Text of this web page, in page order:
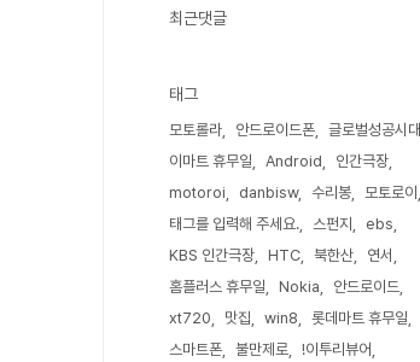
최근댓글
태그
모토롤라 안드로이드폰
글로벌성공시대
이마트 휴무일
Android
인간극장
motoroi
danbisw 수리봉
모토로이
태그를 입력해 주세요.
스펀지
ebs
KBS 인간극장
HTC 북한산
연서
홈플러스 휴무일
Nokia
안드로이드
xt720
맛집 win8
롯데마트 휴무일
스마트폰
불만제로
!이투리뷰어